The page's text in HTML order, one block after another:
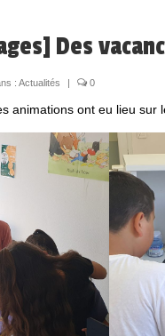
Des
: Actualités | 0
animations ont eu lieu